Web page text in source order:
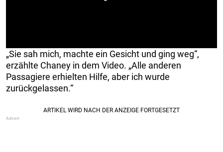
„Sie sah mich, machte ein Gesicht und ging weg“,
erzählte Chaney in dem Video. „Alle anderen
Passagiere erhielten Hilfe, aber ich wurde
zurückgelassen.“